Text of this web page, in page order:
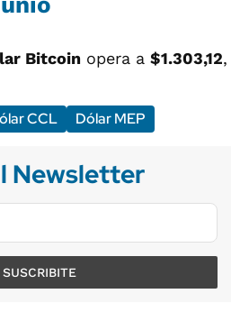
Bitcoin opera a $1.303,12,
CCL Dólar MEP
Newsletter
SUSCRIBITE